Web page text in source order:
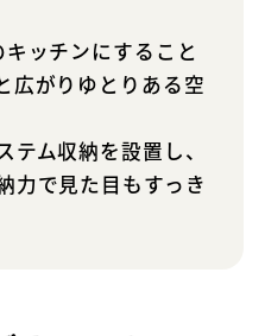
ッチンにすること
広がりゆとりある空
ム収納を設置し、
力で見た目もすっき